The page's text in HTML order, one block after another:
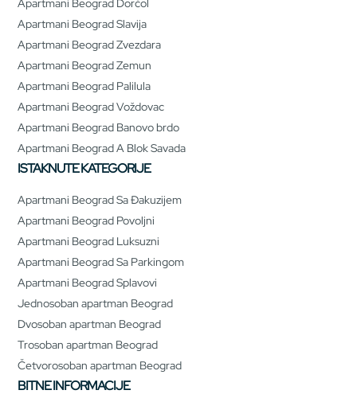
Apartmani Beograd Dorćol
Apartmani Beograd Slavija
Apartmani Beograd Zvezdara
Apartmani Beograd Zemun
Apartmani Beograd Palilula
Apartmani Beograd Voždovac
Apartmani Beograd Banovo brdo
Apartmani Beograd A Blok Savada
ISTAKNUTE KATEGORIJE
Apartmani Beograd Sa Đakuzijem
Apartmani Beograd Povoljni
Apartmani Beograd Luksuzni
Apartmani Beograd Sa Parkingom
Apartmani Beograd Splavovi
Jednosoban apartman Beograd
Dvosoban apartman Beograd
Trosoban apartman Beograd
Četvorosoban apartman Beograd
BITNE INFORMACIJE